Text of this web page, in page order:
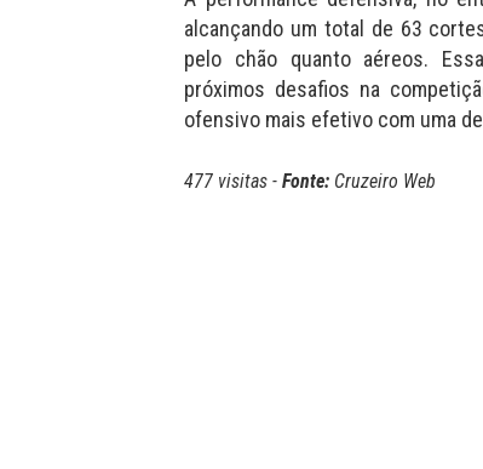
alcançando um total de 63
pelo chão quanto aéreos.
próximos desafios na
ofensivo mais efetivo com uma
477 visitas - Fonte: Cruzeiro Web